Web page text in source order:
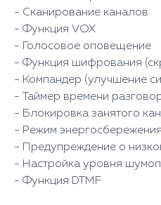
- Сканирование каналов
- Функция VOX
- Голосовое оповещение
- Функция шифрования
- Компандер (улучшение
- Таймер времени
- Блокировка занятого
- Режим энергосбережения
- Предупреждение о
- Настройка уровня
- Функция DTMF